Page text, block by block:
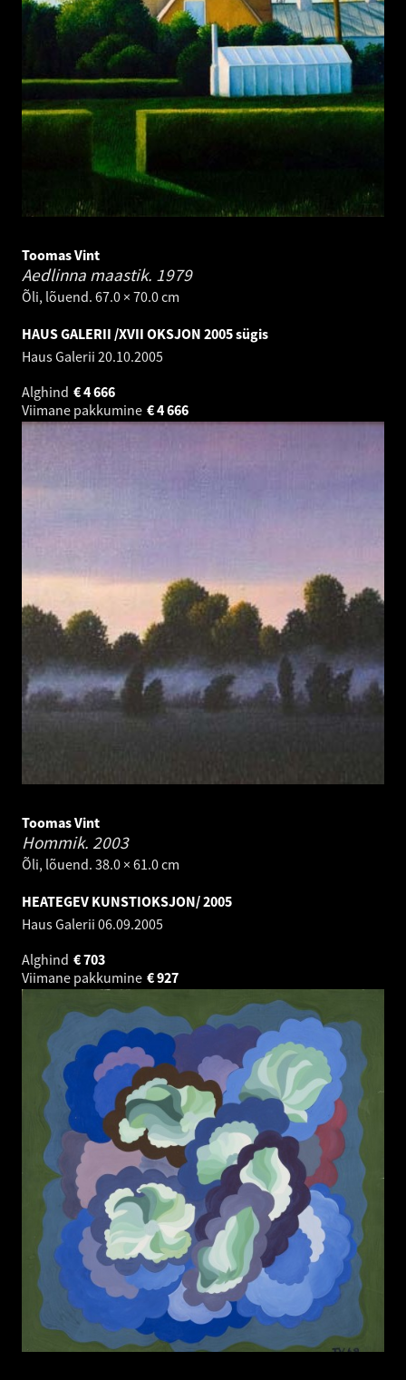
Toomas Vint
Aedlinna maastik. 1979
Õli, lõuend. 67.0 × 70.0 cm
HAUS GALERII /XVII OKSJON 2005 sügis
Haus Galerii 20.10.2005
Alghind
4 666
€
Viimane pakkumine
4 666
€
Toomas Vint
Hommik. 2003
Õli, lõuend. 38.0 × 61.0 cm
HEATEGEV KUNSTIOKSJON/ 2005
Haus Galerii 06.09.2005
Alghind
703
€
Viimane pakkumine
927
€